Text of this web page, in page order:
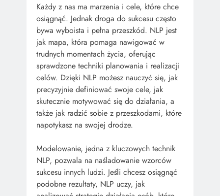
Każdy z nas ma marzenia i cele, które chce
osiągnąć. Jednak droga do sukcesu często
bywa wyboista i pełna przeszkód. NLP jest
jak mapa, która pomaga nawigować w
trudnych momentach życia, oferując
sprawdzone techniki planowania i realizacji
celów. Dzięki NLP możesz nauczyć się, jak
precyzyjnie definiować swoje cele, jak
skutecznie motywować się do działania, a
także jak radzić sobie z przeszkodami, które
napotykasz na swojej drodze.
Modelowanie, jedna z kluczowych technik
NLP, pozwala na naśladowanie wzorców
sukcesu innych ludzi. Jeśli chcesz osiągnąć
podobne rezultaty, NLP uczy, jak